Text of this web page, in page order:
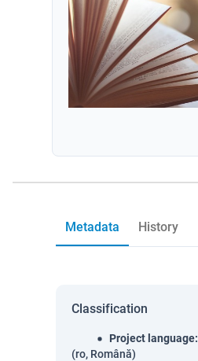
Metadata History
Classification
Project language:
(ro, Română)